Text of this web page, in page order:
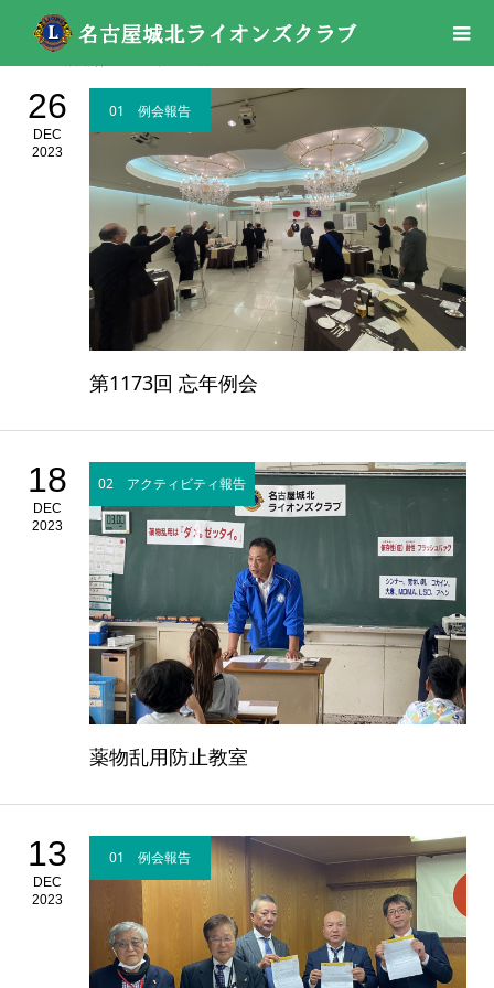
26
DEC
2023
01 例会報告
第1173回 忘年例会
18
DEC
2023
02 アクティビティ報告
薬物乱用防止教室
13
DEC
2023
01 例会報告